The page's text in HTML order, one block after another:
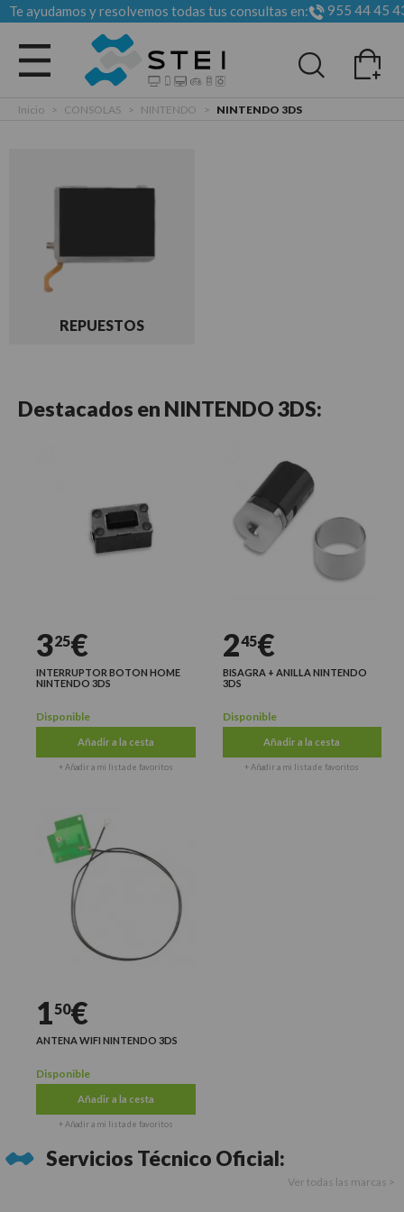
Te ayudamos y resolvemos todas tus consultas en: 955 44 45
Todas las categorias
Inicio > CONSOLAS > NINTENDO > NINTENDO 3DS
REPUESTOS
Destacados en NINTENDO 3DS:
325€
INTERRUPTOR BOTON HOME
NINTENDO 3DS
Disponible
Añadir a la cesta
+ Añadir a mi lista de favoritos
245€
BISAGRA + ANILLA NINTENDO
3DS
Disponible
Añadir a la cesta
+ Añadir a mi lista de favoritos
150€
ANTENA WIFI NINTENDO 3DS
Disponible
Añadir a la cesta
+ Añadir a mi lista de favoritos
Servicios Técnico Oficial:
Ver todas las marcas >